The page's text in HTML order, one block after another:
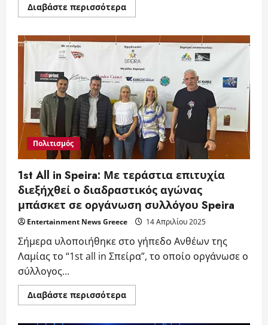
Διαβάστε περισσότεραRead
more
Αγραπίδου:
Παρουσίασε
μια
Πρωτοποριακή
και
Συγκινητική
Δράση
Συμπερίληψης
με
παιδιά
Τυπικής
Ανάπτυξης
και
ΑμεΑ
Μαζί
Παρκέ!
Πολιτισμός
1st All in Speira: Με τεράστια επιτυχία
διεξήχθεί ο διαδραστικός αγώνας
μπάσκετ σε οργάνωση συλλόγου Speira
Entertainment News Greece 14 Απριλίου 2025
Σήμερα υλοποιήθηκε στο γήπεδο Ανθέων της
Λαμίας το “1st all in Σπείρα”, το οποίο οργάνωσε ο
σύλλογος...
Διαβάστε περισσότεραRead
more